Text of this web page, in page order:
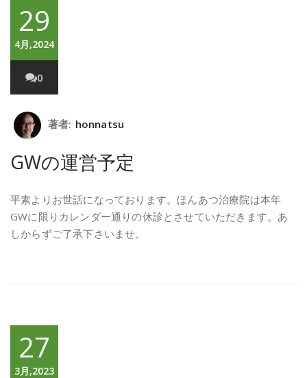
29
4月,2024
0
著者: honnatsu
GWの運営予定
平素よりお世話になっております。ほんあつ治療院は本年
GWに限りカレンダー通りの休診とさせていただきます。あ
しからずご了承下さいませ。
27
3月,2023